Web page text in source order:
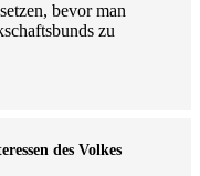
bevor man
zu
des Volkes